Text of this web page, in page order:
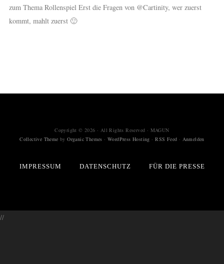
zum Thema Rollenspiel Erst die Fragen von @Cartinity, wer zuerst
kommt, mahlt zuerst 🙂
Copyright © 2026 · All Rights Reserved · MAGUN
Collective Theme byOrganic Themes ·WordPress Hosting ·RSS Feed · Anmelden
IMPRESSUM DATENSCHUTZ FÜR DIE PRESSE
//